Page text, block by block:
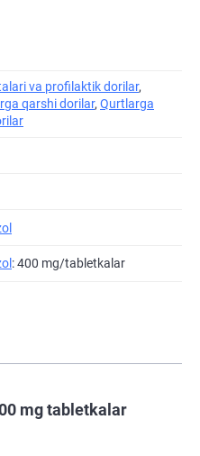
va profilaktik dorilar,
qarshi dorilar, Qurtlarga
: 400 mg/tabletkalar
mg tabletkalar